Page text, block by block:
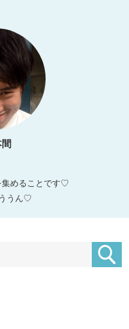
集めることです♡
うん♡